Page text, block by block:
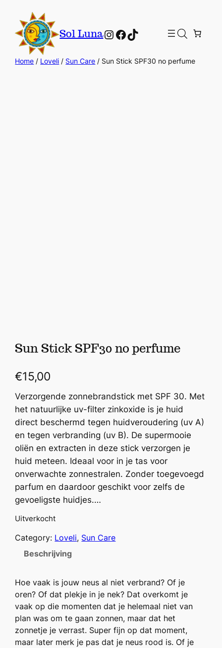
Sol LunaInstagram
Facebook
TikTok
Home / Loveli / Sun Care / Sun Stick SPF30 no perfume
Sun Stick SPF30 no perfume
€15,00
Verzorgende zonnebrandstick met SPF 30. Met
het natuurlijke uv-filter zinkoxide is je huid
direct beschermd tegen huidveroudering (uv A)
en tegen verbranding (uv B). De supermooie
oliën en extracten in deze stick verzorgen je
huid meteen. Ideaal voor in je tas voor
onverwachte zonnestralen. Zonder toegevoegd
parfum en daardoor geschikt voor zelfs de
gevoeligste huidjes.…
Uitverkocht
Category: Loveli, Sun Care
Beschrijving
Hoe vaak is jouw neus al niet verbrand? Of je
oren? Of dat plekje in je nek? Dat overkomt je
vaak op die momenten dat je helemaal niet van
plan was om te gaan zonnen, maar dat het
zonnetje je verrast. Super fijn op dat moment,
maar later merk je pas dat je neus rood is. Of je